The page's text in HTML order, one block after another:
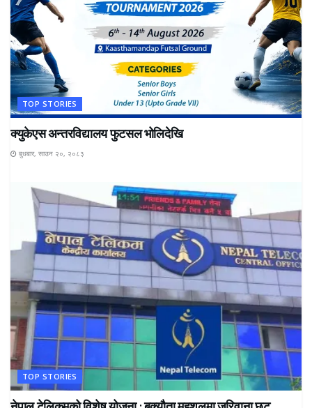
TOP STORIES
क्युकेएस अन्तरविद्यालय फुटसल भोलिदेखि
बुधबार, साउन २०, २०८३
TOP STORIES